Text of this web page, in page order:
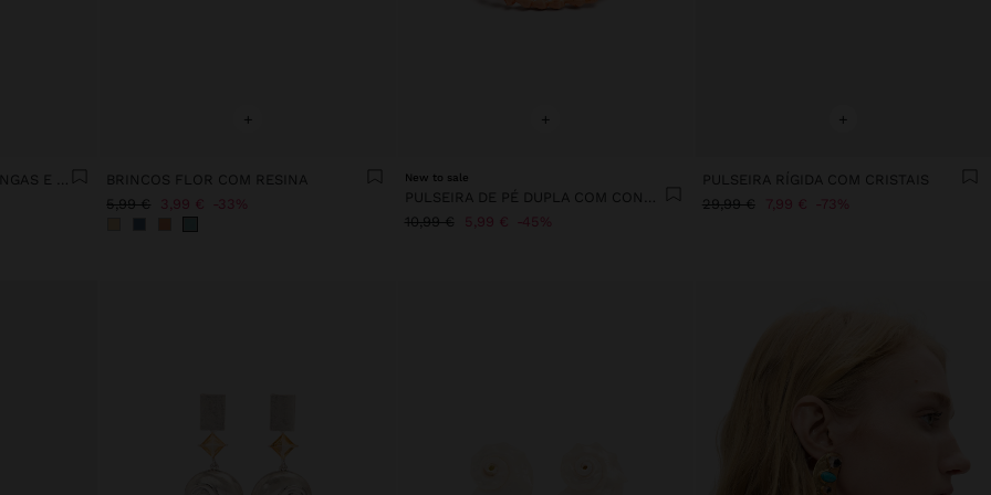
+
BRINCOS FLOR COM RESINA
5,99 €
3,99 € 33%
+
New to sale
10,99 €
5,99 € 45%
+
PULSEIRA RÍGIDA COM CRISTAIS
29,99 €
7,99 € 73%